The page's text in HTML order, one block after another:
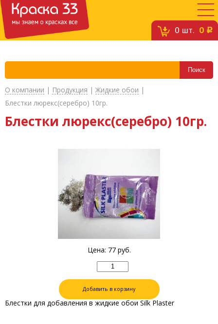
0 шт. 0 c
О компании | Продукция | Жидкие обои |
Блестки люрекс(серебро) 10гр.
Блестки люрекс(серебро) 10гр.
Цена: 77руб.
Добавить в корзину
Блестки для добавления в жидкие обои Silk Plaster